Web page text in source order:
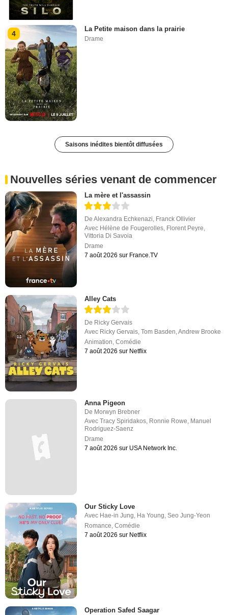
4
La Petite maison dans la prairie
Drame
Saisons inédites bientôt diffusées
Nouvelles séries venant de commencer
La mère et l'assassin
DeAlexandra Echkenazi, Franck Ollivier
Avec Hélène de Fougerolles, Florent Peyre,
Vittoria Di Savoia
Drame
7 août 2026 sur France.TV
Alley Cats
De Ricky Gervais
Avec Ricky Gervais,Tom Basden,Andrew Brooke
Animation,Comédie
7 août 2026 sur Netflix
Anna Pigeon
De Morwyn Brebner
AvecTracy Spiridakos Ronnie Rowe Manuel
Rodriguez-Saenz
Drame
7 août 2026 sur USA Network Inc.
Our Sticky Love
Avec Hae-in Jung, Ha Young,Seo Jung-Yeon
Romance,Comédie
7 août 2026 sur Netflix
Operation Safed Saagar